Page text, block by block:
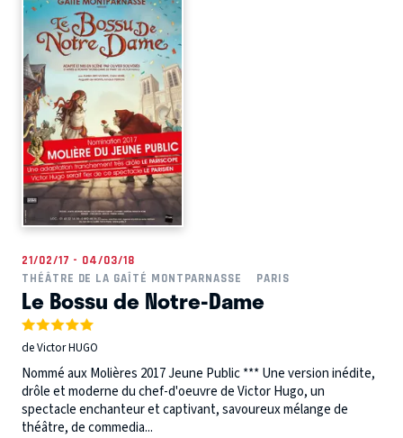
21/02/17 - 04/03/18
THÉÂTRE DE LA GAÎTÉ MONTPARNASSE
PARIS
Le Bossu de Notre-Dame
de Victor HUGO
Nommé aux Molières 2017 Jeune Public *** Une version inédite,
drôle et moderne du chef-d'oeuvre de Victor Hugo, un
spectacle enchanteur et captivant, savoureux mélange de
théâtre, de commedia...